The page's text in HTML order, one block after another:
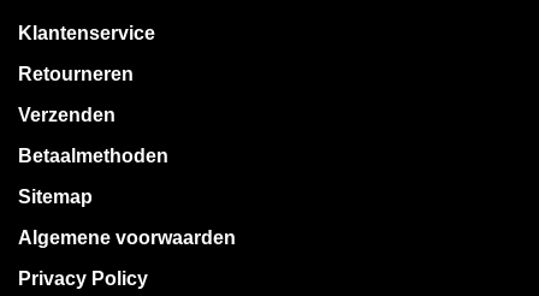
Klantenservice
Retourneren
Verzenden
Betaalmethoden
Sitemap
Algemene voorwaarden
Privacy Policy